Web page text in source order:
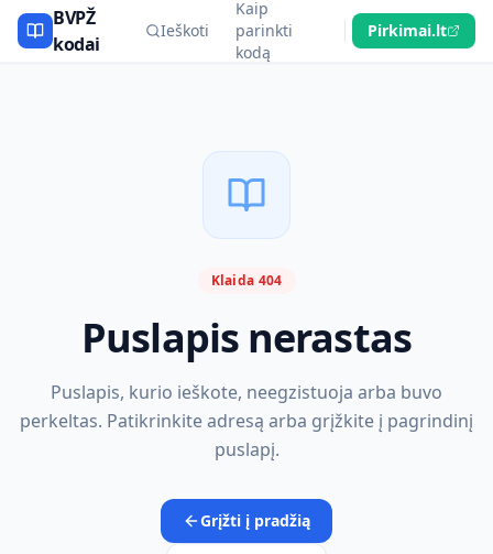
BVPŽ
kodai
Ieškoti
Kaip
parinkti
kodą
Pirkimai.lt
Klaida 404
Puslapis nerastas
Puslapis, kurio ieškote, neegzistuoja arba buvo
perkeltas. Patikrinkite adresą arba grįžkite į pagrindinį
puslapį.
Grįžti į pradžią